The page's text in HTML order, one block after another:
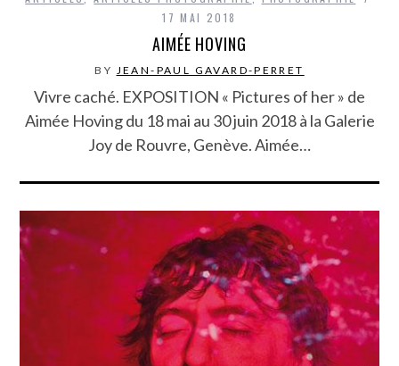
17 MAI 2018
AIMÉE HOVING
BY JEAN-PAUL GAVARD-PERRET
Vivre caché. EXPOSITION « Pictures of her » de
Aimée Hoving du 18 mai au 30 juin 2018 à la Galerie
Joy de Rouvre, Genève. Aimée…